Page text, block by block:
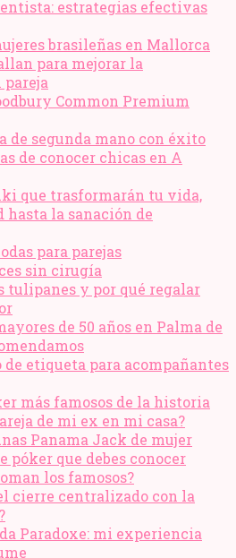
estrategias efectivas
brasileñas en Mallorca
para mejorar la
Common Premium
de segunda mano​ con éxito
de conocer chicas en A
que trasformarán tu vida,
hasta la sanación de
para parejas
sin cirugía
tulipanes y por qué regalar
de 50 años en Palma de
de etiqueta para acompañantes
más famosos de la historia
de mi ex en mi casa?
Panama Jack de mujer
póker que debes conocer
los famosos?
cierre centralizado con la
Paradoxe: mi experiencia